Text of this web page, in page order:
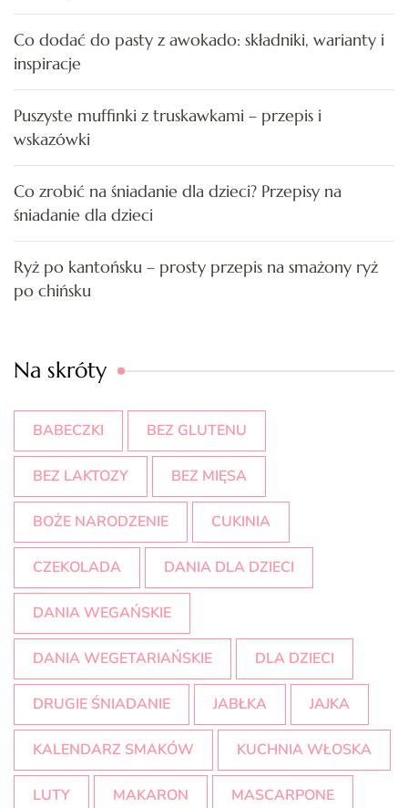
Co dodać do pasty z awokado: składniki, warianty i
inspiracje
Puszyste muffinki z truskawkami – przepis i
wskazówki
Co zrobić na śniadanie dla dzieci? Przepisy na
śniadanie dla dzieci
Ryż po kantońsku – prosty przepis na smażony ryż
po chińsku
Na skróty
BABECZKI BEZ GLUTENU
BEZ LAKTOZY BEZ MIĘSA
BOŻE NARODZENIE CUKINIA
CZEKOLADA DANIA DLA DZIECI
DANIA WEGAŃSKIE
DANIA WEGETARIAŃSKIE DLA DZIECI
DRUGIE ŚNIADANIE JABŁKA JAJKA
KALENDARZ SMAKÓW KUCHNIA WŁOSKA
LUTY MAKARON MASCARPONE